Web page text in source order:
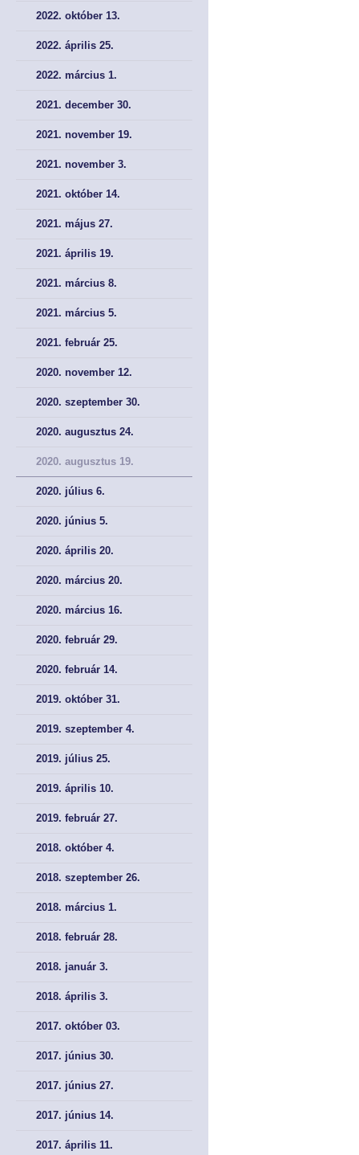
Pénzpiac
Biztosítás
Pénztár
NYOMTATVÁNYOK
Bírósági nyomtatványok
SZAKMAI CIKKEK
Pénzpiac
Biztosítás
Pénztár
NYOMTATVÁNYOK
Bírósági nyomtatványok
SZAKMAI CIKKEK
2022. október 13.
2022. április 25.
2022. március 1.
2021. december 30.
2021. november 19.
2021. november 3.
2021. október 14.
2021. május 27.
2021. április 19.
2021. március 8.
2021. március 5.
2021. február 25.
2020. november 12.
2020. szeptember 30.
2020. augusztus 24.
2020. augusztus 19.
2020. július 6.
2020. június 5.
2020. április 20.
2020. március 20.
2020. március 16.
2020. február 29.
2020. február 14.
2019. október 31.
2019. szeptember 4.
2019. július 25.
2019. április 10.
2019. február 27.
2018. október 4.
2018. szeptember 26.
2018. március 1.
2018. február 28.
2018. január 3.
2018. április 3.
2017. október 03.
2017. június 30.
2017. június 27.
2017. június 14.
2017. április 11.